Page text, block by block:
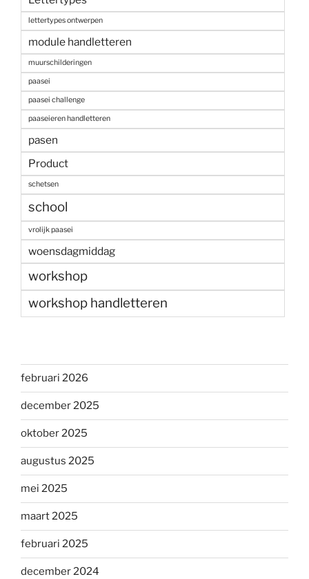
lettertypes ontwerpen
module handletteren
muurschilderingen
paasei
paasei challenge
paaseieren handletteren
pasen
Product
schetsen
school
vrolijk paasei
woensdagmiddag
workshop
workshop handletteren
februari 2026
december 2025
oktober 2025
augustus 2025
mei 2025
maart 2025
februari 2025
december 2024